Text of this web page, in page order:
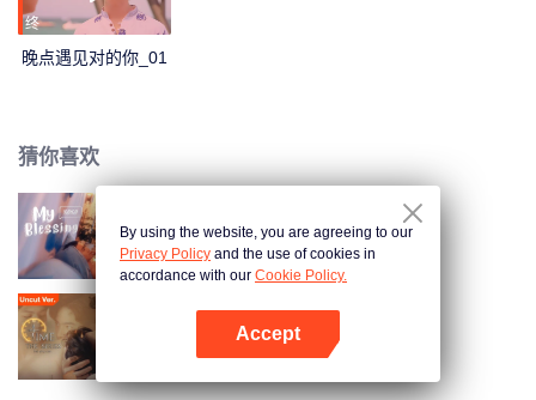
终
晚点遇见对的你_01
猜你喜欢
我的祝福
逆时拯救 (未剪辑版）
By using the website, you are agreeing to our
Privacy Policy and the use of cookies in
accordance with our Cookie Policy.
Accept